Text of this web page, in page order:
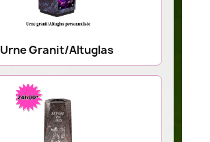
Urne Granit/Altuglas